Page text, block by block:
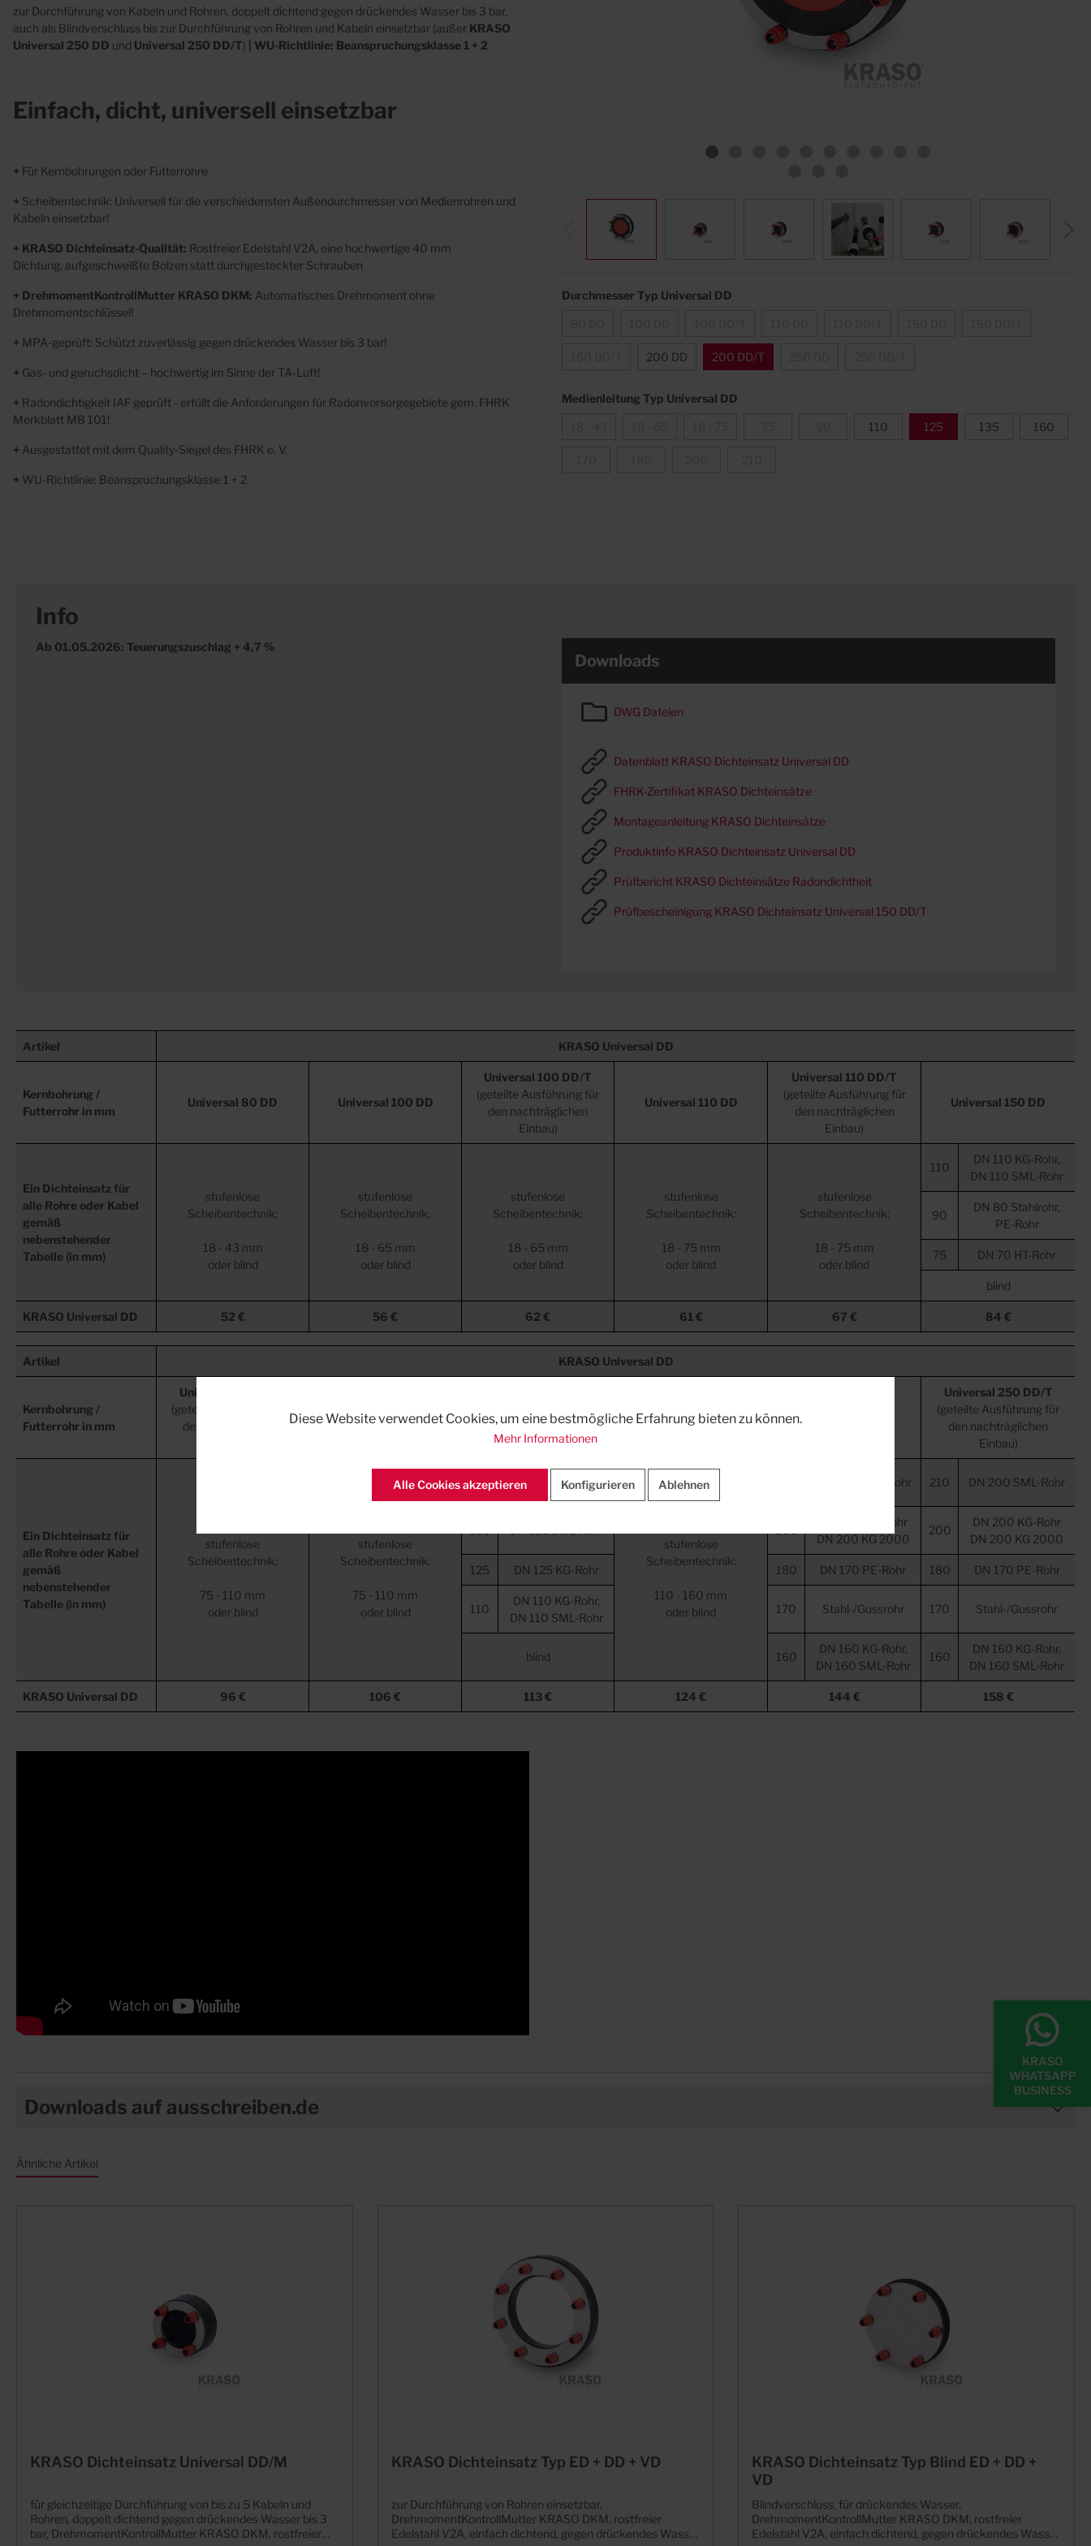
KRASO
WHATSAPP
BUSINESS
Abläufe
Futterrohre
Beton
Sternrohre
Fugenblech ZVB
Formstücke
Edelstahl
Kunststoff
Beton
Durchmesser Typ Universal DD
200 DD 200 DD/T
Medienleitung Typ Universal DD
110 125 135 160
zur Durchführung von Kabeln und Rohren, doppelt dichtend gegen drückendes Wasser bis 3 bar,
auch als Blindverschluss bis zur Durchführung von Rohren und Kabeln einsetzbar (außer KRASO
Universal 250 DD und Universal 250 DD/T) | WU-Richtlinie: Beanspruchungsklasse 1 + 2
Einfach, dicht, universell einsetzbar
+ Für Kernbohrungen oder Futterrohre
+ Scheibentechnik: Universell für die verschiedensten Außendurchmesser von Medienrohren und
Kabeln einsetzbar!
+ KRASO Dichteinsatz-Qualität: Rostfreier Edelstahl V2A, eine hochwertige 40 mm
Dichtung, aufgeschweißte Bolzen statt durchgesteckter Schrauben
+ DrehmomentKontrollMutter KRASO DKM: Automatisches Drehmoment ohne
Drehmomentschlüssel!
+ MPA-geprüft: Schützt zuverlässig gegen drückendes Wasser bis 3 bar!
+ Gas- und geruchsdicht – hochwertig im Sinne der TA-Luft!
+ Radondichtigkeit IAF geprüft - erfüllt die Anforderungen für Radonvorsorgegebiete gem. FHRK
Merkblatt MB 101!
+ Ausgestattet mit dem Quality-Siegel des FHRK e. V.
+ WU-Richtlinie: Beanspruchungsklasse 1 + 2
Info
Ab 01.05.2026: Teuerungszuschlag + 4,7 %
Downloads
DWG Dateien
Datenblatt KRASO Dichteinsatz Universal DD
FHRK-Zertifikat KRASO Dichteinsätze
Montageanleitung KRASO Dichteinsätze
Produktinfo KRASO Dichteinsatz Universal DD
Prüfbericht KRASO Dichteinsätze Radondichtheit
Prüfbescheinigung KRASO Dichteinsatz Universal 150 DD/T
Artikel KRASO Universal DD
Kernbohrung /
Futterrohr in mm
Universal 80 DD Universal 100 DD
Universal 100 DD/T
(geteilte Ausführung für
den nachträglichen
Einbau)
Universal 110 DD
Universal 110 DD/T
(geteilte Ausführung für
den nachträglichen
Einbau)
Universal 150 DD
Ein Dichteinsatz für
alle Rohre oder Kabel
gemäß
nebenstehender
Tabelle (in mm)
stufenlose
Scheibentechnik:
18 - 43 mm
oder blind
stufenlose
Scheibentechnik:
18 - 65 mm
oder blind
stufenlose
Scheibentechnik:
18 - 65 mm
oder blind
stufenlose
Scheibentechnik:
18 - 75 mm
oder blind
stufenlose
Scheibentechnik:
18 - 75 mm
oder blind
110
DN 110 KG-Rohr,
DN 110 SML-Rohr
90
DN 80 Stahlrohr,
PE-Rohr
75 DN 70 HT-Rohr
blind
KRASO Universal DD 52 € 56 € 62 € 61 € 67 € 84 €
Artikel KRASO Universal DD
Kernbohrung /
Futterrohr in mm
Universal 150 DD/T
(geteilte Ausführung für
den nachträglichen
den nachträglichen
Universal 200 DD
den nachträglichen
Universal 250 DD
Universal 250 DD/T
(geteilte Ausführung für
den nachträglichen
Einbau)
Ein Dichteinsatz für
alle Rohre oder Kabel
gemäß
nebenstehender
Tabelle (in mm)
stufenlose
Scheibentechnik:
75 - 110 mm
oder blind
stufenlose
Scheibentechnik:
75 - 110 mm
oder blind
160
DN 160 KG-Rohr,
DN 160 SML-Rohr
stufenlose
Scheibentechnik:
110 - 160 mm
oder blind
DN 200 SML-Rohr 210 DN 200 SML-Rohr
DN 200 KG-Rohr
DN 200 KG 2000
200
DN 200 KG-Rohr
DN 200 KG 2000
125 DN 125 KG-Rohr 180 DN 170 PE-Rohr 180 DN 170 PE-Rohr
110
DN 110 KG-Rohr,
DN 110 SML-Rohr
170 Stahl-/Gussrohr 170 Stahl-/Gussrohr
blind 160
DN 160 KG-Rohr,
DN 160 SML-Rohr
160
DN 160 KG-Rohr,
DN 160 SML-Rohr
KRASO Universal DD 96 € 106 € 113 € 124 € 144 € 158 €
Downloads auf ausschreiben.de
Ähnliche Artikel
KRASO Dichteinsatz Universal DD/M
für gleichzeitige Durchführung von bis zu 5 Kabeln und
Rohren, doppelt dichtend gegen drückendes Wasser bis 3
bar, DrehmomentKontrollMutter KRASO DKM, rostfreier
KRASO Dichteinsatz Typ ED + DD + VD
zur Durchführung von Rohren einsetzbar,
DrehmomentKontrollMutter KRASO DKM, rostfreier
Edelstahl V2A, einfach dichtend, gegen drückendes Wasser
KRASO Dichteinsatz Typ Blind ED + DD +
VD
Blindverschluss, für drückendes Wasser,
DrehmomentKontrollMutter KRASO DKM, rostfreier
Edelstahl V2A, einfach dichtend, gegen drückendes Wasser
Diese Website verwendet Cookies, um eine bestmögliche Erfahrung bieten zu können.
Mehr Informationen
Alle Cookies akzeptieren Konfigurieren Ablehnen